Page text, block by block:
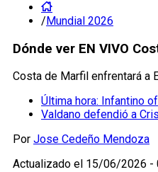
/Mundial 2026
Dónde ver EN VIVO
Costa de Marfil enfrentará a
Última hora: Infantino
Valdano defendió a
Por Jose Cedeño Mendoza
Actualizado el 15/06/2026 -